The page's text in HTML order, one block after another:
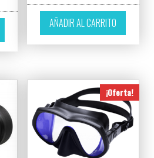
AÑADIR AL CARRITO
¡Oferta!